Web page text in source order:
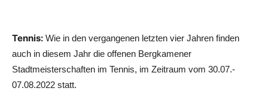
Tennis: Wie in den vergangenen letzten vier Jahren finden
auch in diesem Jahr die offenen Bergkamener
Stadtmeisterschaften im Tennis, im Zeitraum vom 30.07.-
07.08.2022 statt.